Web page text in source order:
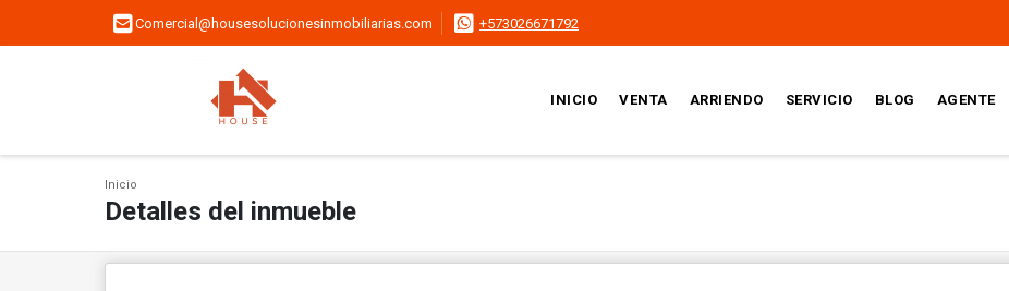
Comercial@housesolucionesinmobiliarias.com +573026671792
INICIO VENTA ARRIENDO SERVICIO BLOG AGENTE
Inicio
Detalles del inmueble